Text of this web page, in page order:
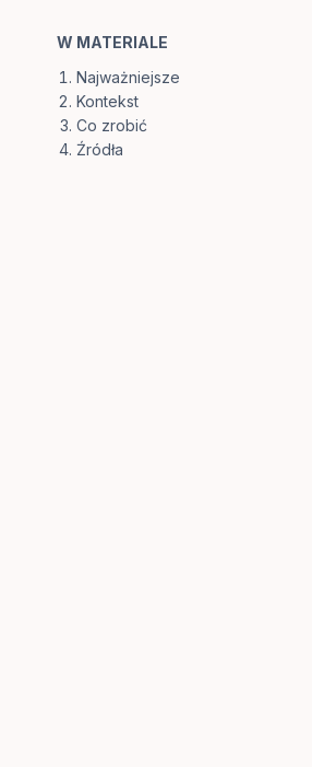
W MATERIALE
Najważniejsze
Kontekst
Co zrobić
Źródła